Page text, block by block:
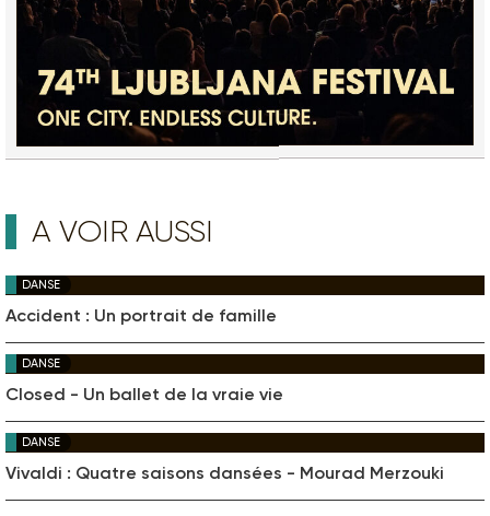
A VOIR AUSSI
DANSE
Accident : Un portrait de famille
DANSE
Closed - Un ballet de la vraie vie
DANSE
Vivaldi : Quatre saisons dansées - Mourad Merzouki